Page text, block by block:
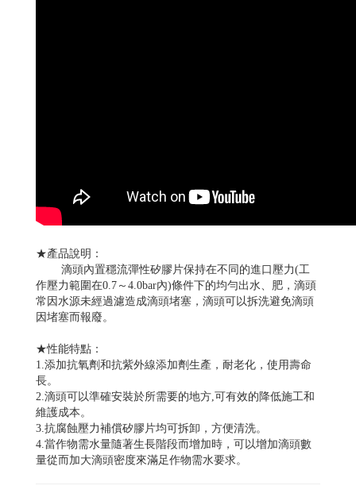
★產品說明：
滴頭內置穩流彈性矽膠片保持在不同的進口壓力(工
作壓力範圍在0.7～4.0bar內)條件下的均勻出水、肥，滴頭
常因水源未經過濾造成滴頭堵塞，滴頭可以拆洗避免滴頭
因堵塞而報廢。
★性能特點：
1.添加抗氧劑和抗紫外線添加劑生產，耐老化，使用壽命
長。
2.滴頭可以準確安裝於所需要的地方,可有效的降低施工和
維護成本。
3.抗腐蝕壓力補償矽膠片均可拆卸，方便清洗。
4.當作物需水量隨著生長階段而增加時，可以增加滴頭數
量從而加大滴頭密度來滿足作物需水要求。